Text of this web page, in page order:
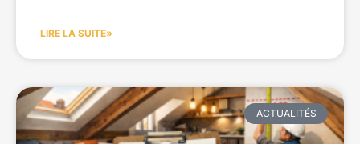
LIRE LA SUITE»
ACTUALITÉS